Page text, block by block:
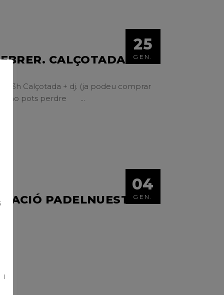
25
GEN.
CALÇOTADA
13h Calçotada + dj. (ja podeu comprar
t'ho pots perdre
04
GEN.
PADELNUESTRO
I